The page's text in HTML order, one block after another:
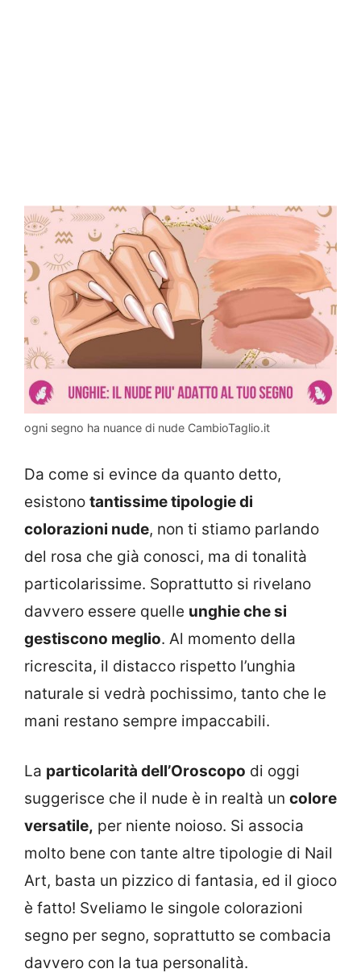
ogni segno ha nuance di nude CambioTaglio.it
Da come si evince da quanto detto,
esistono tantissime tipologie di
colorazioni nude, non ti stiamo parlando
del rosa che già conosci, ma di tonalità
particolarissime. Soprattutto si rivelano
davvero essere quelle unghie che si
gestiscono meglio. Al momento della
ricrescita, il distacco rispetto l’unghia
naturale si vedrà pochissimo, tanto che le
mani restano sempre impaccabili.
La particolarità dell’Oroscopo di oggi
suggerisce che il nude è in realtà un colore
versatile, per niente noioso. Si associa
molto bene con tante altre tipologie di Nail
Art, basta un pizzico di fantasia, ed il gioco
è fatto! Sveliamo le singole colorazioni
segno per segno, soprattutto se combacia
davvero con la tua personalità.